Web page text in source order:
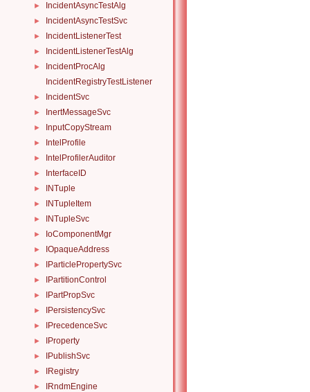
► IncidentAsyncTestAlg
► IncidentAsyncTestSvc
► IncidentListenerTest
► IncidentListenerTestAlg
►
IncidentProcAlg
IncidentRegistryTestListener
► IncidentSvc
► InertMessageSvc
► InputCopyStream
► IntelProfile
► IntelProfilerAuditor
► InterfaceID
► INTuple
► INTupleItem
► INTupleSvc
► IoComponentMgr
► IOpaqueAddress
► IParticlePropertySvc
► IPartitionControl
► IPartPropSvc
► IPersistencySvc
► IPrecedenceSvc
► IProperty
► IPublishSvc
► IRegistry
► IRndmEngine